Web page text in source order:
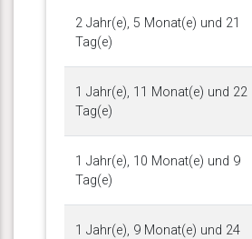
2 Jahr(e), 5 Monat(e) und 21
Tag(e)
1 Jahr(e), 11 Monat(e) und 22
Tag(e)
1 Jahr(e), 10 Monat(e) und 9
Tag(e)
1 Jahr(e), 9 Monat(e) und 24